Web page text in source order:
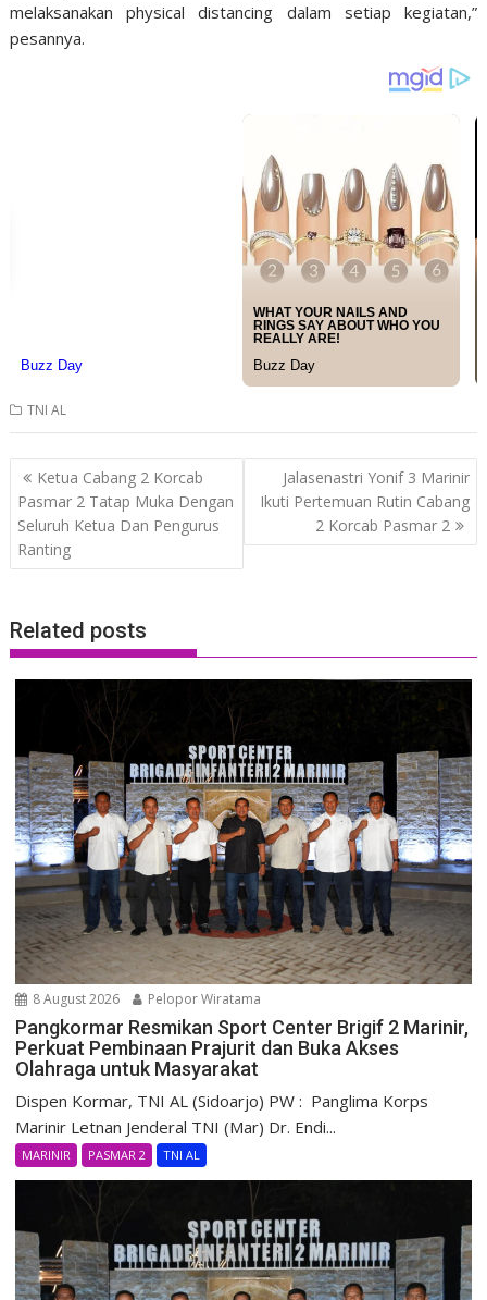
melaksanakan physical distancing dalam setiap kegiatan,”
pesannya.
TNI AL
Post
navigation
Ketua Cabang 2 Korcab
Pasmar 2 Tatap Muka Dengan
Seluruh Ketua Dan Pengurus
Ranting
Jalasenastri Yonif 3 Marinir
Ikuti Pertemuan Rutin Cabang
2 Korcab Pasmar 2
Related posts
8 August 2026 Pelopor Wiratama
Pangkormar Resmikan Sport Center Brigif 2 Marinir,
Perkuat Pembinaan Prajurit dan Buka Akses
Olahraga untuk Masyarakat
Dispen Kormar, TNI AL (Sidoarjo) PW : Panglima Korps
Marinir Letnan Jenderal TNI (Mar) Dr. Endi...
MARINIR PASMAR 2 TNI AL